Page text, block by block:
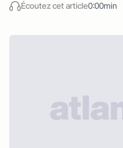
Écoutez cet article0:00min